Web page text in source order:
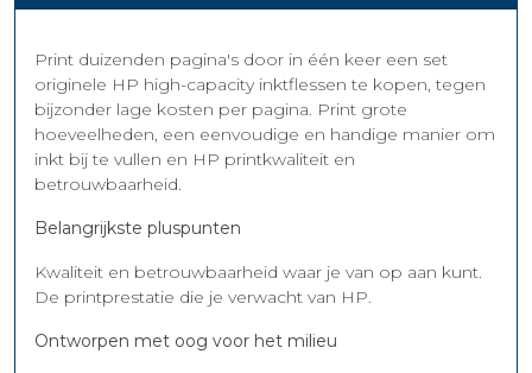
Print duizenden pagina's door in één keer een set
originele HP high-capacity inktflessen te kopen, tegen
bijzonder lage kosten per pagina. Print grote
hoeveelheden, een eenvoudige en handige manier om
inkt bij te vullen en HP printkwaliteit en
betrouwbaarheid.
Belangrijkste pluspunten
Kwaliteit en betrouwbaarheid waar je van op aan kunt.
De printprestatie die je verwacht van HP.
Ontworpen met oog voor het milieu